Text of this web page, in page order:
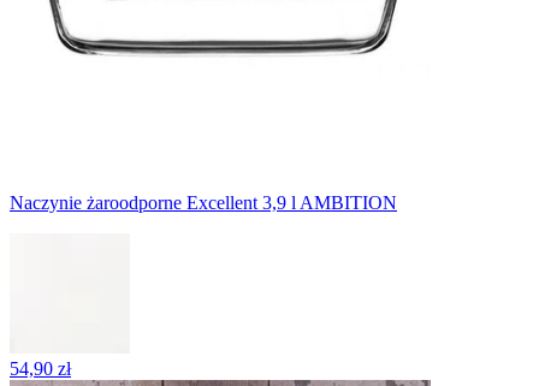
Naczynie żaroodporne Excellent 3,9 l AMBITION
54,90 zł